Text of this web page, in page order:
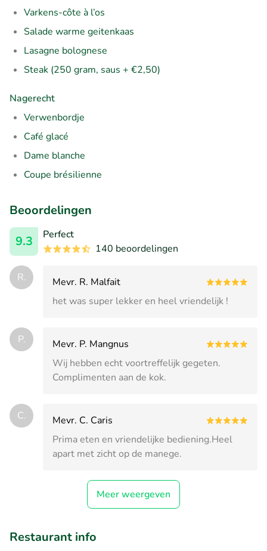
Varkens-côte à l’os
Salade warme geitenkaas
Lasagne bolognese
Steak (250 gram, saus + €2,50)
Nagerecht
Verwenbordje
Café glacé
Dame blanche
Coupe brésilienne
Beoordelingen
9.3
Perfect
140 beoordelingen
R.
Mevr. R. Malfait
het was super lekker en heel vriendelijk !
P.
Mevr. P. Mangnus
Wij hebben echt voortreffelijk gegeten.
Complimenten aan de kok.
C.
Mevr. C. Caris
Prima eten en vriendelijke bediening.Heel
apart met zicht op de manege.
Meer weergeven
Restaurant info